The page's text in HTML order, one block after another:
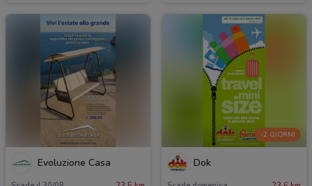
Evoluzione Casa
-2 GIORNI
Dok